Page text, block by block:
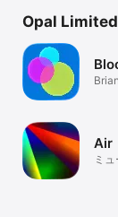
Opal Limited
Air
ミ